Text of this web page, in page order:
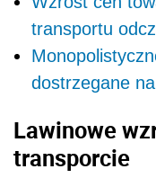
transportu
dostrzegane
Lawinowe
transporcie